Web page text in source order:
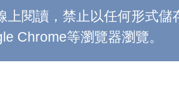
閱讀，禁止以任何形式儲
Chrome等瀏覽器瀏覽。